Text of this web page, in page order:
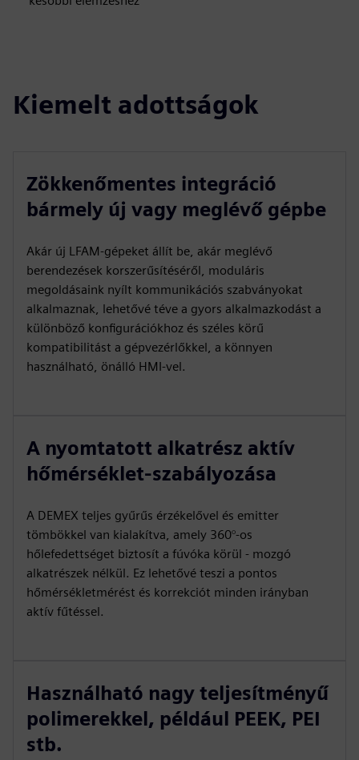
Kiemelt adottságok
Zökkenőmentes integráció
bármely új vagy meglévő gépbe
Akár új LFAM-gépeket állít be, akár meglévő
berendezések korszerűsítéséről, moduláris
megoldásaink nyílt kommunikációs szabványokat
alkalmaznak, lehetővé téve a gyors alkalmazkodást a
különböző konfigurációkhoz és széles körű
kompatibilitást a gépvezérlőkkel, a könnyen
használható, önálló HMI-vel.
A nyomtatott alkatrész aktív
hőmérséklet-szabályozása
A DEMEX teljes gyűrűs érzékelővel és emitter
tömbökkel van kialakítva, amely 360°-os
hőlefedettséget biztosít a fúvóka körül - mozgó
alkatrészek nélkül. Ez lehetővé teszi a pontos
hőmérsékletmérést és korrekciót minden irányban
aktív fűtéssel.
Használható nagy teljesítményű
polimerekkel, például PEEK, PEI
stb.